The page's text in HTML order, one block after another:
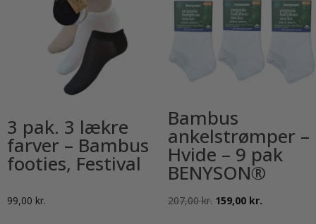
Mulighederne
3 pak. 3 lækre
farver – Bambus
footies, Festival
99,00 kr.
Bambus
ankelstrømper –
Hvide – 9 pak
BENYSON®
207,00kr. Den
159,00 kr.Den